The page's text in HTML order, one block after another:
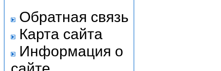
Обратная связь
Карта сайта
Информация о